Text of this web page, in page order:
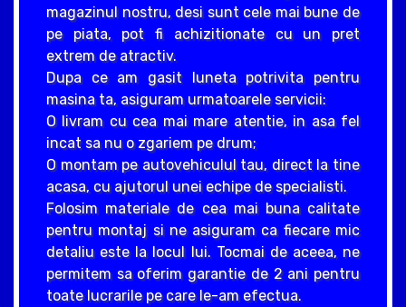
magazinul nostru, desi sunt cele mai bune de
pe piata, pot fi achizitionate cu un pret
extrem de atractiv.
Dupa ce am gasit luneta potrivita pentru
masina ta, asiguram urmatoarele servicii:
O livram cu cea mai mare atentie, in asa fel
incat sa nu o zgariem pe drum;
O montam pe autovehiculul tau, direct la tine
acasa, cu ajutorul unei echipe de specialisti.
Folosim materiale de cea mai buna calitate
pentru montaj si ne asiguram ca fiecare mic
detaliu este la locul lui. Tocmai de aceea, ne
permitem sa oferim garantie de 2 ani pentru
toate lucrarile pe care le-am efectua.